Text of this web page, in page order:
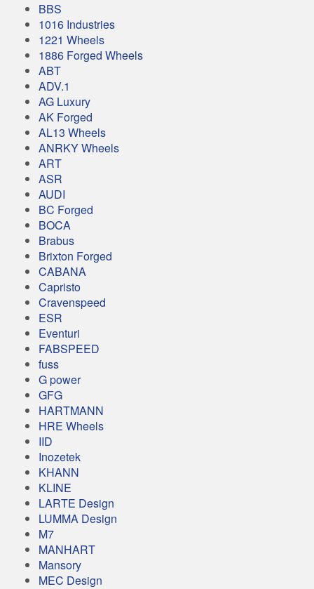
BBS
1016 Industries
1221 Wheels
1886 Forged Wheels
ABT
ADV.1
AG Luxury
AK Forged
AL13 Wheels
ANRKY Wheels
ART
ASR
AUDI
BC Forged
BOCA
Brabus
Brixton Forged
CABANA
Capristo
Cravenspeed
ESR
Eventuri
FABSPEED
fuss
G power
GFG
HARTMANN
HRE Wheels
IID
Inozetek
KHANN
KLINE
LARTE Design
LUMMA Design
M7
MANHART
Mansory
MEC Design